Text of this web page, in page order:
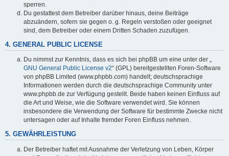
sperren.
Du gestattest dem Betreiber darüber hinaus, deine Beiträge
abzuändern, sofern sie gegen o. g. Regeln verstoßen oder geeignet
sind, dem Betreiber oder einem Dritten Schaden zuzufügen.
4. GENERAL PUBLIC LICENSE
Du nimmst zur Kenntnis, dass es sich bei phpBB um eine unter der „
GNU General Public License v2“ (GPL) bereitgestellten Foren-Software
von phpBB Limited (www.phpbb.com) handelt; deutschsprachige
Informationen werden durch die deutschsprachige Community unter
www.phpbb.de zur Verfügung gestellt. Beide haben keinen Einfluss auf
die Art und Weise, wie die Software verwendet wird. Sie können
insbesondere die Verwendung der Software für bestimmte Zwecke nicht
untersagen oder auf Inhalte fremder Foren Einfluss nehmen.
5. GEWÄHRLEISTUNG
Der Betreiber haftet mit Ausnahme der Verletzung von Leben, Körper